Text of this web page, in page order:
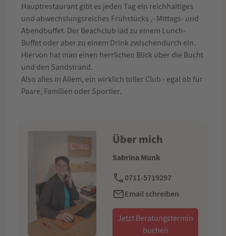
Hauptrestaurant gibt es jeden Tag ein reichhaltiges
und abwechslungsreiches Frühstücks ,- Mittags- und
Abendbuffet. Der Beachclub läd zu einem Lunch-
Buffet oder aber zu einem Drink zwischendurch ein.
Hiervon hat man einen herrlichen Blick über die Bucht
und den Sandstrand.
Also alles in Allem, ein wirklich toller Club - egal ob für
Paare, Familien oder Sportler.
Über mich
Sabrina Munk
0711-5719297
Email schreiben
Jetzt Beratungstermin
buchen